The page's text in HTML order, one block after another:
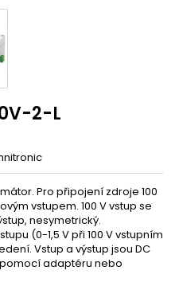
2-L
Pro připojení zdroje 100
vstupem. 100 V vstup se
nesymetrický.
(0-1,5 V při 100 V vstupním
Vstup a výstup jsou DC
adaptéru nebo